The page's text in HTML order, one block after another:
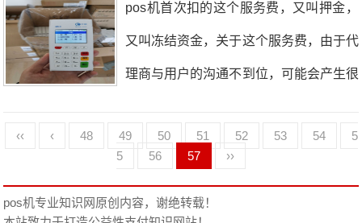
里可以获得免费的个人pos机？1、第一
个必须是大品牌的一清机。一定要用好机
器，保证资金安全才是最重要的。正规的
何损失。以上的使用要简单易操作，比如
琐，很多顾客会嫌麻烦，导致顾客不想刷
关的程序，或者系统，然后支付公司来发
展银行卡收单业务。二、生产厂家pos机
pos机首次扣的这个服务费，又叫押金，
又叫冻结资金，关于这个服务费，由于代
理商与用户的沟通不到位，可能会产生很
费的收取其实按照正常的商业逻辑，由于
pos机终端是有成本的，合理的收取费
用，其实是正常的。只是现在大多数用户
‹‹ ‹ 48 49 50 51 52 53 54
5
5
56 57 ››
pos机专业知识网原创内容，谢绝转载！